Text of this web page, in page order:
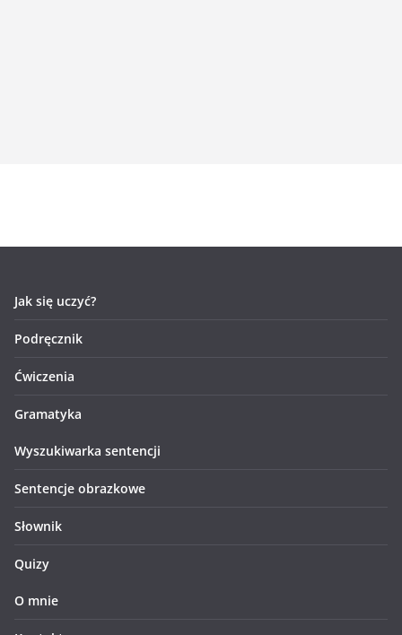
Jak się uczyć?
Podręcznik
Ćwiczenia
Gramatyka
Wyszukiwarka sentencji
Sentencje obrazkowe
Słownik
Quizy
O mnie